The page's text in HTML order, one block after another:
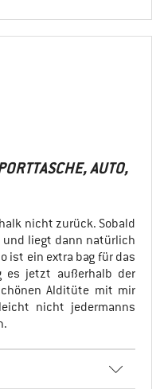
AUTO,
nicht zurück. Sobald
und liegt dann natürlich
ist ein extra bag für das
es jetzt außerhalb der
Alditüte mit mir
nicht jedermanns